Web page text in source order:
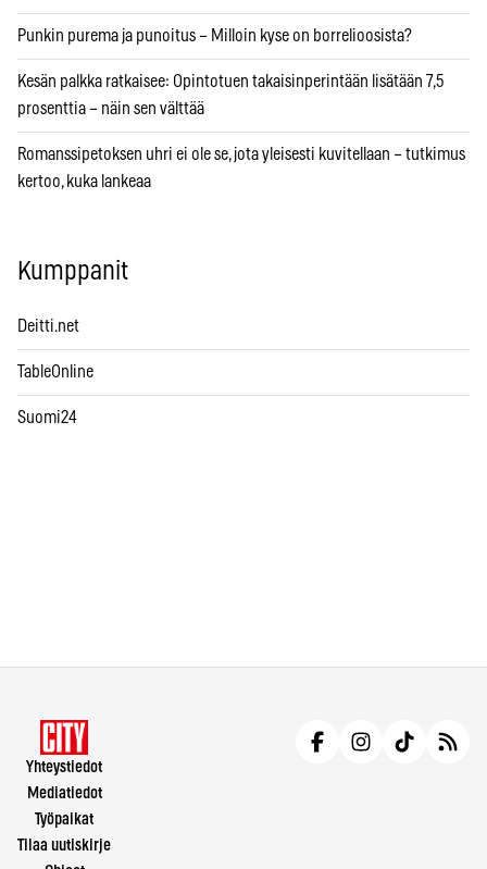
Punkin purema ja punoitus – Milloin kyse on borrelioosista?
Kesän palkka ratkaisee: Opintotuen takaisinperintään lisätään 7,5
prosenttia – näin sen välttää
Romanssipetoksen uhri ei ole se, jota yleisesti kuvitellaan – tutkimus
kertoo, kuka lankeaa
Kumppanit
Deitti.net
TableOnline
Suomi24
Yhteystiedot
Mediatiedot
Työpaikat
Tilaa uutiskirje